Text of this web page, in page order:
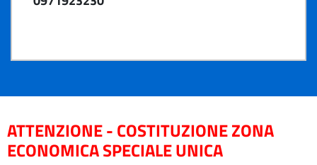
ATTENZIONE - COSTITUZIONE ZONA
ECONOMICA SPECIALE UNICA